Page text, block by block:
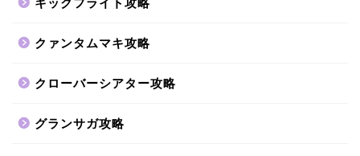
キックフライト攻略
クァンタムマキ攻略
クローバーシアター攻略
グランサガ攻略